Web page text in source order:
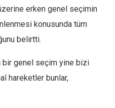
erken genel seçimin
konusunda tüm
belirtti.
bir genel seçim yine bizi
hareketler bunlar,